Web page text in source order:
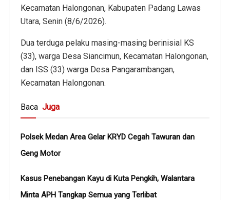
Kecamatan Halongonan, Kabupaten Padang Lawas
Utara, Senin (8/6/2026).
Dua terduga pelaku masing-masing berinisial KS
(33), warga Desa Siancimun, Kecamatan Halongonan,
dan ISS (33) warga Desa Pangarambangan,
Kecamatan Halongonan.
Baca Juga
Polsek Medan Area Gelar KRYD Cegah Tawuran dan
Geng Motor
Kasus Penebangan Kayu di Kuta Pengkih, Walantara
Minta APH Tangkap Semua yang Terlibat